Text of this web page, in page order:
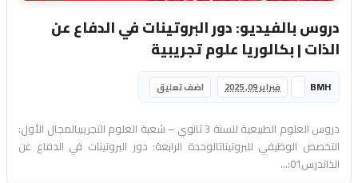
دروس بالفيديو: دور البروتينات في الدفاع عن
الذات | بكالوريا علوم تجريبية
BMH فبراير 09, 2025 اضف تعليق
دروس العلوم الطبيعية للسنة 3 ثانوي – شعبة العلوم التجريبيالمجال الأول:
التخصص الوظيفي للبروتيناتالوحدة الرابعة: دور البروتينات في الدفاع عن
الذاتدرس01:...